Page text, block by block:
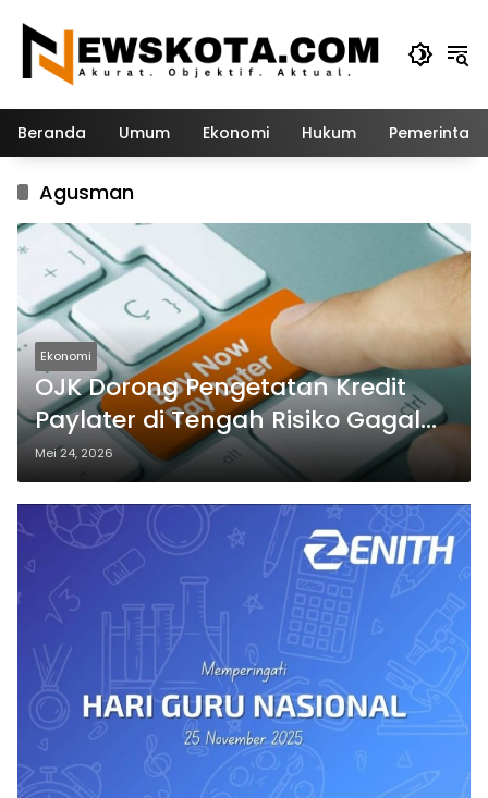
konten
Beranda Umum Ekonomi Hukum
Agusman
Ekonomi
OJK Dorong Pengetatan Kredit
Paylater di Tengah Risiko Gagal
Bayar
Mei 24, 2026